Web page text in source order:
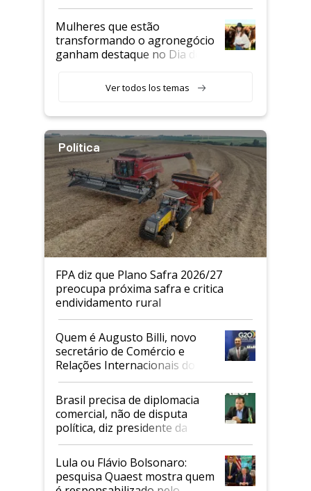
Mulheres que estão
transformando o agronegócio
ganham destaque no Dia do
Ver todos los temas
Política
FPA diz que Plano Safra 2026/27
preocupa próxima safra e critica
endividamento rural
Quem é Augusto Billi, novo
secretário de Comércio e
Relações Internacionais do
Mapa
Brasil precisa de diplomacia
comercial, não de disputa
política, diz presidente da
Faesp
Lula ou Flávio Bolsonaro:
pesquisa Quaest mostra quem